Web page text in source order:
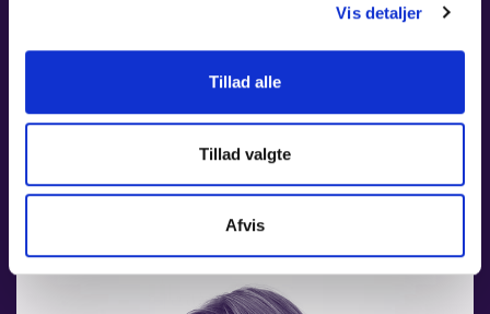
Vis detaljer
Tillad alle
Tillad valgte
Afvis
LANA OMANOVIC